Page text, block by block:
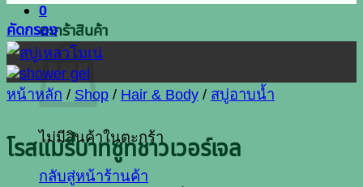
0
ตะกร้าสินค้า
ไม่มีสินค้าในตะกร้า
กลับสู่หน้าร้านค้า
คัดกรอง
หน้าหลัก / Shop / Hair & Body / สบู่อาบน้ำ
โรสแมรี่บาทซูทชาวเวอร์เจล